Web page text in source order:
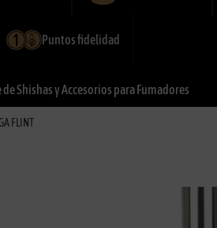
Puntos fidelidad
deShishasyAccesorios paraFumadores
FLINT